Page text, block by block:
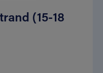
(15-18